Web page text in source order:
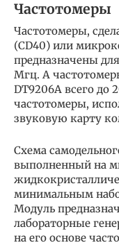
Частотомеры
Частотомеры,
(CD40) или
предназначены
Мгц. А
DT9206A всего до
частотомеры,
звуковую карту
Схема
выполненный на
минимальным
Модуль
лабораторные
на его основе